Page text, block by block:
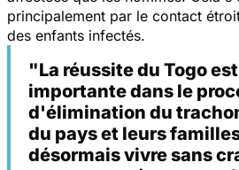
principalement par le contact
des enfants infectés.
"La réussite du Togo
importante dans le
d'élimination du
du pays et leurs
désormais vivre sans